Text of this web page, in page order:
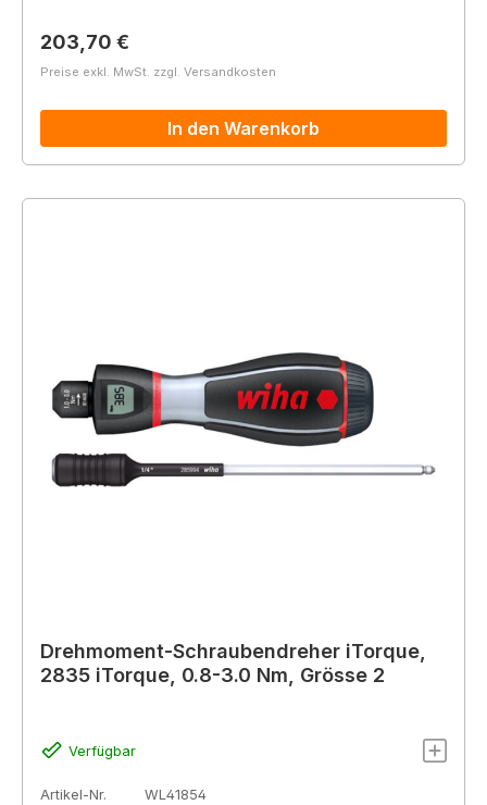
Regulärer Preis:
203,70 €
Preise exkl. MwSt. zzgl. Versandkosten
In den Warenkorb
Drehmoment-Schraubendreher iTorque,
2835 iTorque, 0.8-3.0 Nm, Grösse 2
Verfügbar
Artikel-Nr.
WL41854